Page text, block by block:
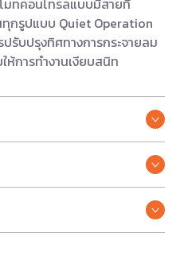
มทคอนโทรลแบบมีสายที่
กรูปแบบ Quiet Operation
รับปรุงทิศทางการกระจายลม
การทำงานเงียบสนิท